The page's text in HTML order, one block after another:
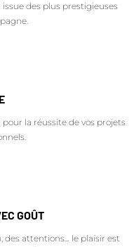
des plus prestigieuses
la réussite de vos projets
GOÛT
des attentions… le plaisir est